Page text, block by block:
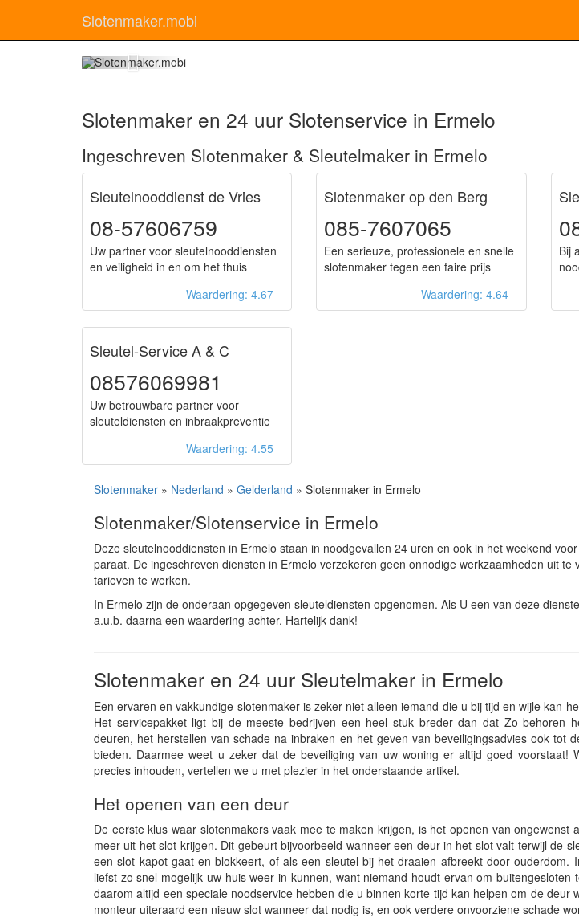
Slotenmaker.mobi
Slotenmaker en 24 uur Slotenservice in Ermelo
Ingeschreven Slotenmaker & Sleutelmaker in Ermelo
Sleutelnooddienst de Vries
08-57606759
Uw partner voor sleutelnooddiensten
en veiligheid in en om het thuis
Waardering: 4.67
Slotenmaker op den Berg
085-7607065
Een serieuze, professionele en snelle
slotenmaker tegen een faire prijs
Waardering: 4.64
Bij
Sleutel-Service A & C
08576069981
Uw betrouwbare partner voor
sleuteldiensten en inbraakpreventie
Waardering: 4.55
Slotenmaker » Nederland » Gelderland » Slotenmaker in Ermelo
Slotenmaker/Slotenservice in Ermelo
Deze sleutelnooddiensten in Ermelo staan in noodgevallen 24 uren en ook in het weekend
paraat. De ingeschreven diensten in Ermelo verzekeren geen onnodige werkzaamheden uit te
tarieven te werken.
In Ermelo zijn de onderaan opgegeven sleuteldiensten opgenomen. Als U een van deze
a.u.b. daarna een waardering achter. Hartelijk dank!
Slotenmaker en 24 uur Sleutelmaker in Ermelo
Een ervaren en vakkundige slotenmaker is zeker niet alleen iemand die u bij tijd en wijle kan
Het servicepakket ligt bij de meeste bedrijven een heel stuk breder dan dat Zo behoren
deuren, het herstellen van schade na inbraken en het geven van beveiligingsadvies ook tot
bieden. Daarmee weet u zeker dat de beveiliging van uw woning er altijd goed voorstaat!
precies inhouden, vertellen we u met plezier in het onderstaande artikel.
Het openen van een deur
De eerste klus waar slotenmakers vaak mee te maken krijgen, is het openen van ongewenst
meer uit het slot krijgen. Dit gebeurt bijvoorbeeld wanneer een deur in het slot valt terwijl de
een slot kapot gaat en blokkeert, of als een sleutel bij het draaien afbreekt door ouderdom.
liefst zo snel mogelijk uw huis weer in kunnen, want niemand houdt ervan om buitengesloten
daarom altijd een speciale noodservice hebben die u binnen korte tijd kan helpen om de deur
monteur uiteraard een nieuw slot wanneer dat nodig is, en ook verdere onvoorziene schade